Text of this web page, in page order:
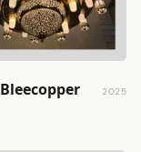
2025